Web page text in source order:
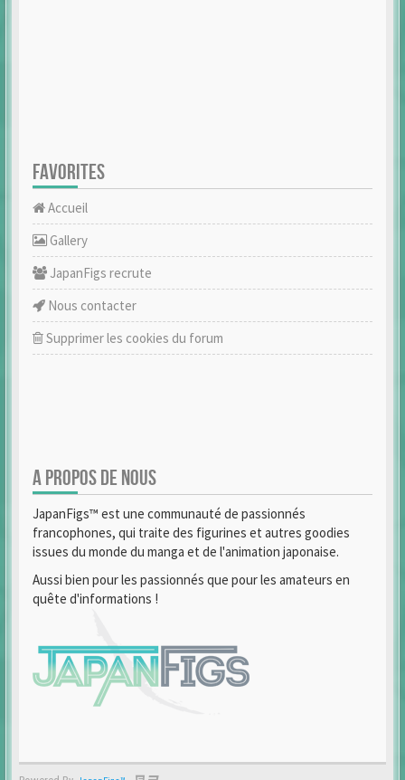
FAVORITES
Accueil
Gallery
JapanFigs recrute
Nous contacter
Supprimer les cookies du forum
A PROPOS DE NOUS
JapanFigs™ est une communauté de passionnés
francophones, qui traite des figurines et autres goodies
issues du monde du manga et de l'animation japonaise.
Aussi bien pour les passionnés que pour les amateurs en
quête d'informations !